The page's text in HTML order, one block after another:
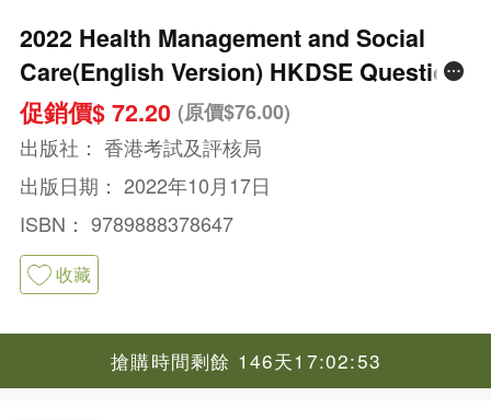
2022 Health Management and Social
Care(English Version) HKDSE Question
Papers#3812
促銷價$ 72.20 (原價$76.00)
出版社： 香港考試及評核局
出版日期： 2022年10月17日
ISBN： 9789888378647
收藏
搶購時間剩餘 146天17:02:52